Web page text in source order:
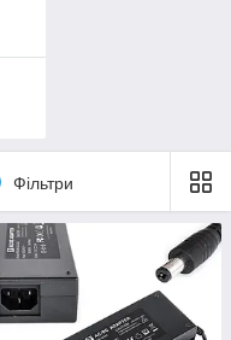
Фільтри